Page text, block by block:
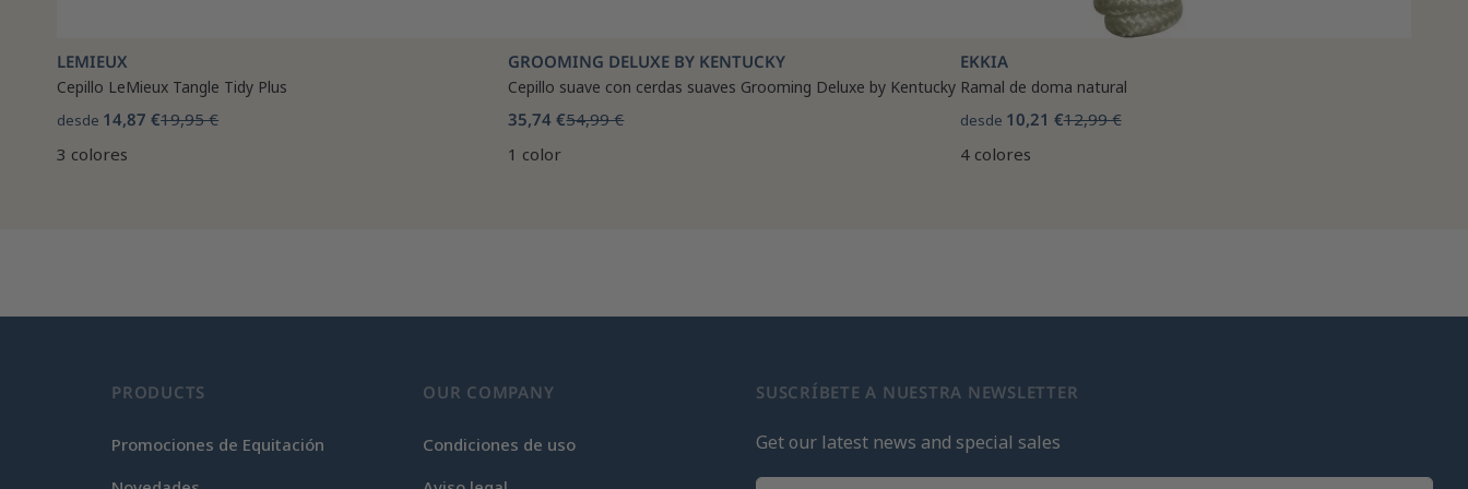
LEMIEUX
Cepillo LeMieux Tangle Tidy Plus
desde 14,87 €19,95 €
3 colores
GROOMING DELUXE BY KENTUCKY
Cepillo suave con cerdas suaves Grooming Deluxe by Kentucky
35,74 €54,99 €
1 color
EKKIA
Ramal de doma natural
desde 10,21 €12,99 €
4 colores
PRODUCTS
Promociones de Equitación
OUR COMPANY
Condiciones de uso
SUSCRÍBETE A NUESTRA NEWSLETTER
Get our latest news and special sales